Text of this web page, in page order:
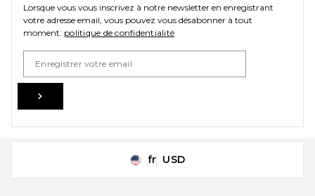
Lorsque vous vous inscrivez à notre newsletter en enregistrant
votre adresse email, vous pouvez vous désabonner à tout
moment. politique de confidentialité
Change Country Regions
fr USD